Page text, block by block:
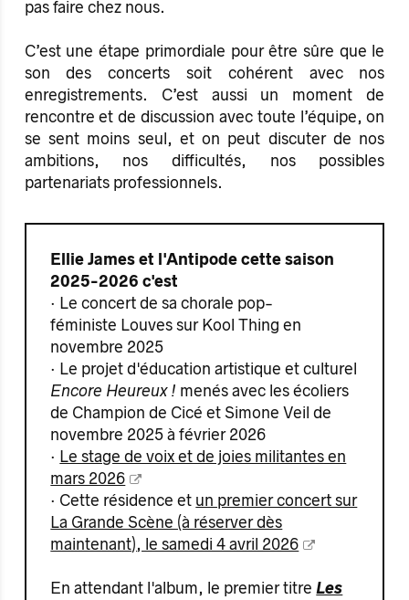
pas faire chez nous.
C’est une étape primordiale pour être sûre que le
son des concerts soit cohérent avec nos
enregistrements. C’est aussi un moment de
rencontre et de discussion avec toute l’équipe, on
se sent moins seul, et on peut discuter de nos
ambitions, nos difficultés, nos possibles
partenariats professionnels.
Ellie James et l'Antipode cette saison
2025-2026 c'est
· Le concert de sa chorale pop-
féministe Louves sur Kool Thing en
novembre 2025
· Le projet d'éducation artistique et culturel
Encore Heureux ! menés avec les écoliers
de Champion de Cicé et Simone Veil de
novembre 2025 à février 2026
· Le stage de voix et de joies militantes en
mars 2026
· Cette résidence et un premier concert sur
La Grande Scène (à réserver dès
maintenant), le samedi 4 avril 2026
En attendant l'album, le premier titreLes